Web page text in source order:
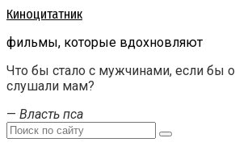
Перейти
контенту
Киноцитатник
фильмы, которые вдохновляют
Что бы стало с мужчинами, если бы
слушали мам?
— Власть пса
Поиск: